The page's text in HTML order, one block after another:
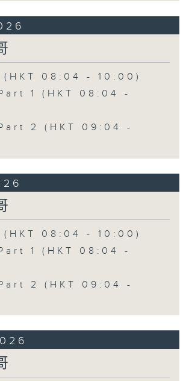
(HKT 08:04 - 10:00)
Part 1 (HKT 08:04 -
Part 2 (HKT 09:04 -
(HKT 08:04 - 10:00)
Part 1 (HKT 08:04 -
Part 2 (HKT 09:04 -